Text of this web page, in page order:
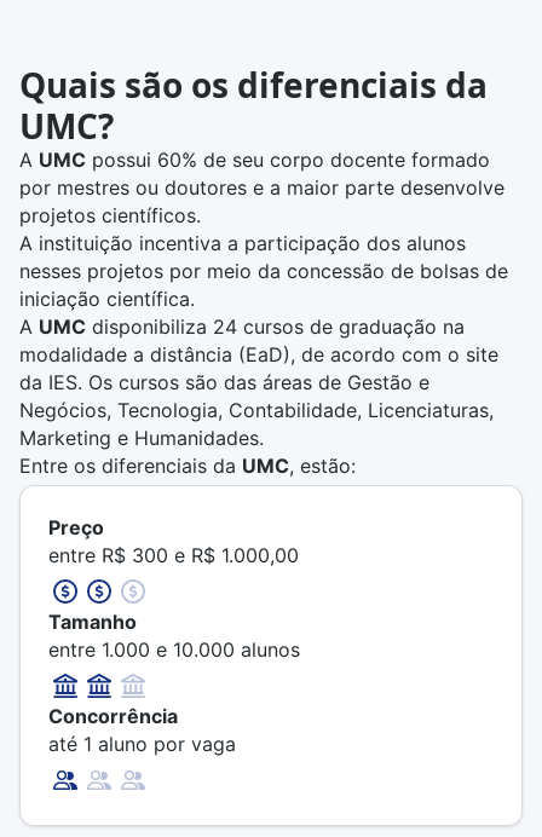
Quais são os diferenciais da
UMC?
A UMC possui 60% de seu corpo docente formado
por mestres ou doutores e a maior parte desenvolve
projetos científicos.
A instituição incentiva a participação dos alunos
nesses projetos por meio da concessão de bolsas de
iniciação científica.
A UMC disponibiliza 24 cursos de graduação na
modalidade a distância (EaD), de acordo com o site
da IES. Os cursos são das áreas de Gestão e
Negócios, Tecnologia, Contabilidade, Licenciaturas,
Marketing e Humanidades.
Entre os diferenciais da UMC, estão:
Policlínica da UMC: ambulatório do curso de
Medicina oferece atendimento a pacientes do Alto
Tietê;
Convênio com instituições nacionais e
internacionais;
Investimento em pesquisa e publicação de trabalhos
de alunos e colaboradores na Revista Científica
UMC.
Preço
entre R$ 300 e R$ 1.000,00
Tamanho
entre 1.000 e 10.000 alunos
Concorrência
até 1 aluno por vaga